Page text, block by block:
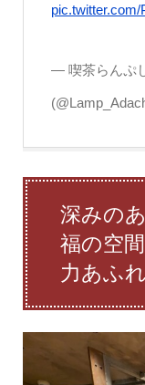
— 喫茶らんぷ
深みの
福の空
力あふ